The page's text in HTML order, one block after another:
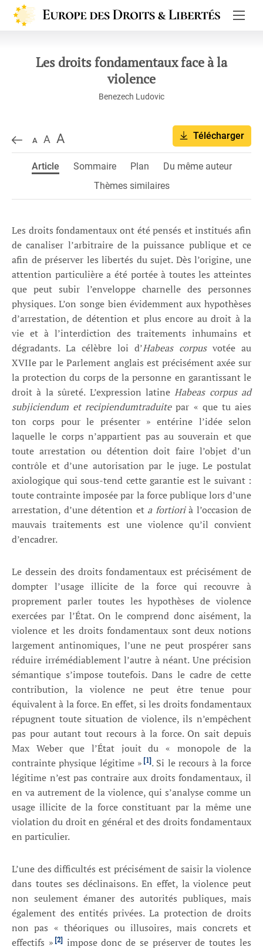
Les droits fondamentaux face à la
violence
Benezech Ludovic
A A A
Article Sommaire Plan
Du même auteur
Thèmes similaires
Télécharger
Les droits fondamentaux ont été pensés et institués afin
de canaliser l’arbitraire de la puissance publique et ce
afin de préserver les libertés du sujet. Dès l’origine, une
attention particulière a été portée à toutes les atteintes
que peut subir l’enveloppe charnelle des personnes
physiques. L’on songe bien évidemment aux hypothèses
d’arrestation, de détention et plus encore au droit à la
vie et à l’interdiction des traitements inhumains et
dégradants. La célèbre loi d’Habeas corpusvotée au
XVIIe par le Parlement anglais est précisément axée sur
la protection du corps de la personne en garantissant le
droit à la sûreté. L’expression latineHabeas corpus ad
subjiciendum et recipiendumtraduitepar « que tu aies
ton corps pour le présenter » entérine l’idée selon
laquelle le corps n’appartient pas au souverain et que
toute arrestation ou détention doit faire l’objet d’un
contrôle et d’une autorisation par le juge. Le postulat
axiologique qui sous-tend cette garantie est le suivant :
toute contrainte imposée par la force publique lors d’une
arrestation, d’une détention et a fortiorià l’occasion de
mauvais traitements est une violence qu’il convient
d’encadrer.
Le dessein des droits fondamentaux est précisément de
dompter l’usage illicite de la force qui recouvre à
proprement parler toutes les hypothèses de violence
exercées par l’État. On le comprend donc aisément, la
violence et les droits fondamentaux sont deux notions
largement antinomiques, l’une ne peut prospérer sans
réduire irrémédiablement l’autre à néant. Une précision
sémantique s’impose toutefois. Dans le cadre de cette
contribution, la violence ne peut être tenue pour
équivalent à la force. En effet, si les droits fondamentaux
répugnent toute situation de violence, ils n’empêchent
pas pour autant tout recours à la force. On sait depuis
Max Weber que l’État jouit du « monopole de la
contrainte physique légitime » [1]. Si le recours à la force
légitime n’est pas contraire aux droits fondamentaux, il
en va autrement de la violence, qui s’analyse comme un
usage illicite de la force constituant par la même une
violation du droit en général et des droits fondamentaux
en particulier.
L’une des difficultés est précisément de saisir la violence
dans toutes ses déclinaisons. En effet, la violence peut
non seulement émaner des autorités publiques, mais
également des entités privées. La protection de droits
non pas « théoriques ou illusoires, mais concrets et
effectifs » [2]impose donc de se préserver de toutes les